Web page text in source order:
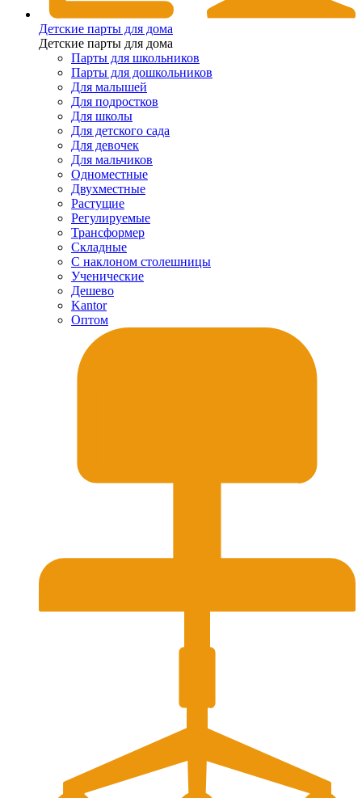
Детские парты для дома
Детские парты для дома
Парты для школьников
Парты для дошкольников
Для малышей
Для подростков
Для школы
Для детского сада
Для девочек
Для мальчиков
Одноместные
Двухместные
Растущие
Регулируемые
Трансформер
Складные
С наклоном столешницы
Ученические
Дешево
Kantor
Оптом